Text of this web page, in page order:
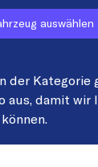
auswählen
der
aus, damit wir